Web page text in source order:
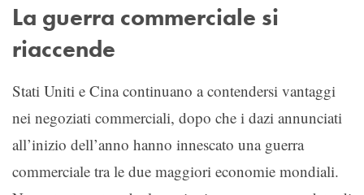
La guerra commerciale si
riaccende
Stati Uniti e Cina continuano a contendersi vantaggi
nei negoziati commerciali, dopo che i dazi annunciati
all’inizio dell’anno hanno innescato una guerra
commerciale tra le due maggiori economie mondiali.